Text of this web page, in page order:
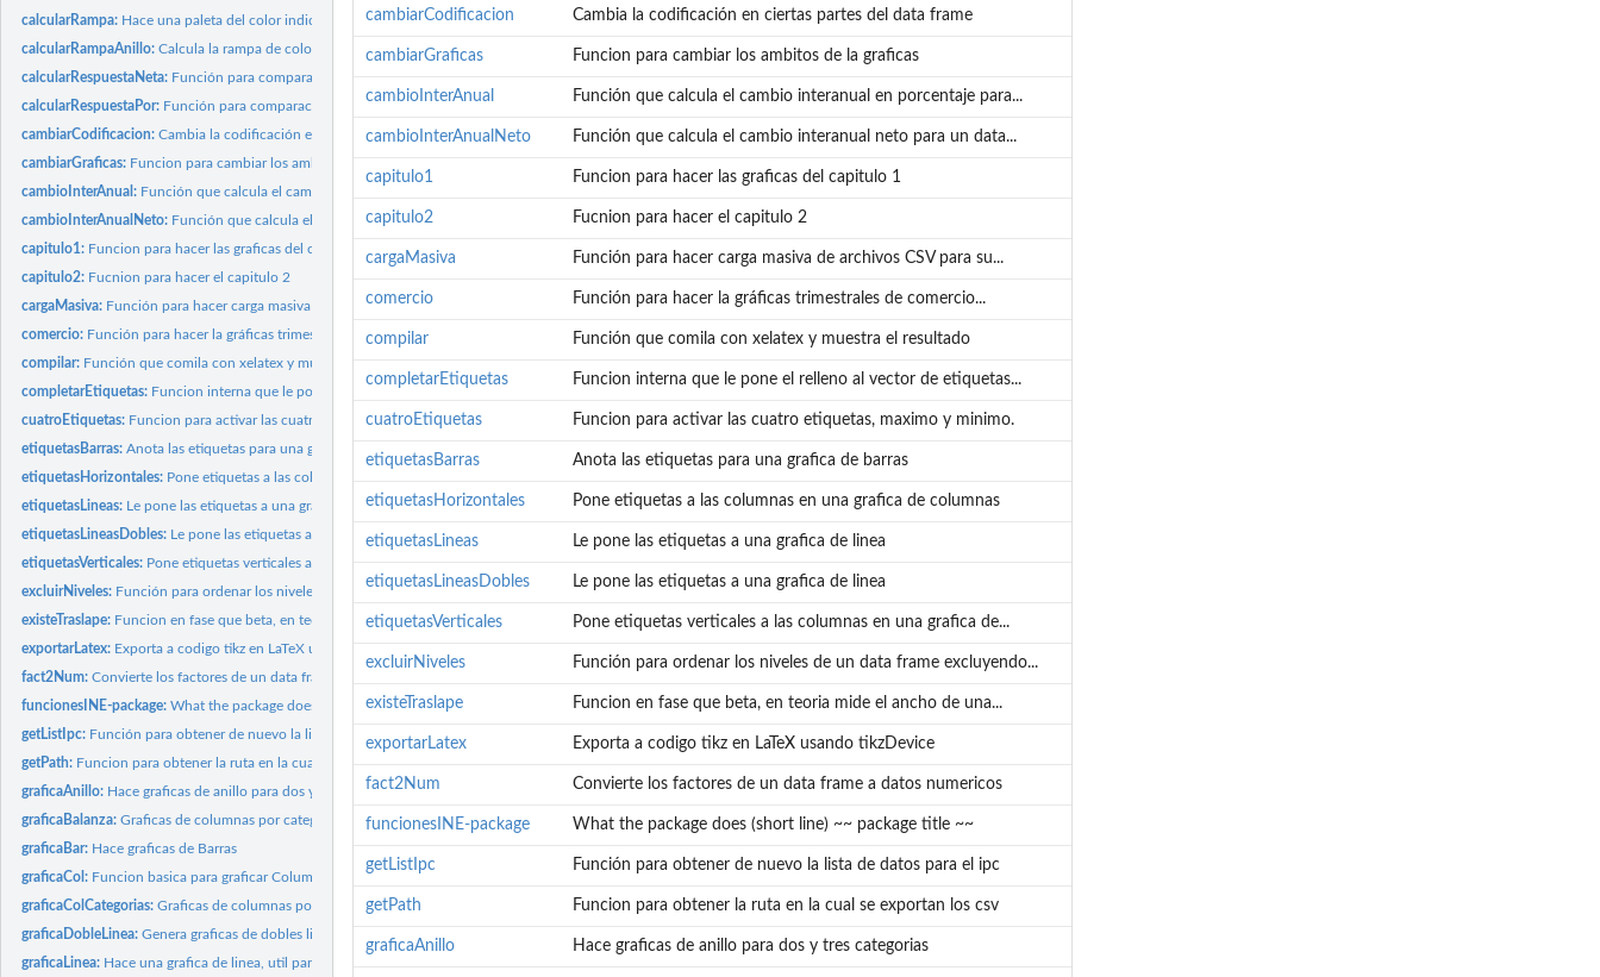
calcularRampa: Hace una paleta del color indicado
calcularRampaAnillo:Calcula la rampa de colores para usar en las graficas de...
calcularRespuestaNeta: Función para comparación de porcentajes, cuando los datos...
calcularRespuestaPor: Función para comparación de porcentajes La cota sirve para...
cambiarCodificacion:Cambia la codificación en ciertas partes del data frame
cambiarGraficas: Funcion para cambiar los ambitos de la graficas
cambioInterAnual: Función que calcula el cambio interanual en porcentaje para...
cambioInterAnualNeto: Función que calcula el cambio interanual neto para un data...
capitulo1: Funcion para hacer las graficas del capitulo 1
capitulo2: Fucnion para hacer el capitulo 2
cargaMasiva: Función para hacer carga masiva de archivos CSV para su...
comercio: Función para hacer la gráficas trimestrales de comercio...
compilar: Función que comila con xelatex y muestra el resultado
completarEtiquetas: Funcion interna que le pone el relleno al vector de etiquetas...
cuatroEtiquetas: Funcion para activar las cuatro etiquetas, maximo y minimo.
etiquetasBarras:Anota las etiquetas para una grafica de barras
etiquetasHorizontales: Pone etiquetas a las columnas en una grafica de columnas
etiquetasLineas: Le pone las etiquetas a una grafica de linea
etiquetasLineasDobles: Le pone las etiquetas a una grafica de linea
etiquetasVerticales: Pone etiquetas verticales a las columnas en una grafica de...
excluirNiveles: Función para ordenar los niveles de un data frame excluyendo...
existeTraslape: Funcion en fase que beta, en teoria mide el ancho de una...
exportarLatex: Exporta a codigo tikz en LaTeX usando tikzDevice
fact2Num:Convierte los factores de un data frame a datos numericos
funcionesINE-package:What the package does (short line) ~~ package title ~~
getListIpc: Función para obtener de nuevo la lista de datos para el ipc
getPath: Funcion para obtener la ruta en la cual se exportan los csv
graficaAnillo: Hace graficas de anillo para dos y tres categorias
graficaBalanza:Graficas de columnas por categorias
graficaBar: Hace graficas de Barras
graficaCol: Funcion basica para graficar Columnas
graficaColCategorias:Graficas de columnas por categorias
graficaDobleLinea:Genera graficas de dobles lineas en un mismo panel.
graficaLinea: Hace una grafica de linea, util para series historicas
cambiarCodificacion Cambia la codificación en ciertas partes del data frame
cambiarGraficas Funcion para cambiar los ambitos de la graficas
cambioInterAnual Función que calcula el cambio interanual en porcentaje para...
cambioInterAnualNeto Función que calcula el cambio interanual neto para un data...
capitulo1 Funcion para hacer las graficas del capitulo 1
capitulo2 Fucnion para hacer el capitulo 2
cargaMasiva Función para hacer carga masiva de archivos CSV para su...
comercio Función para hacer la gráficas trimestrales de comercio...
compilar Función que comila con xelatex y muestra el resultado
completarEtiquetas Funcion interna que le pone el relleno al vector de etiquetas...
cuatroEtiquetas Funcion para activar las cuatro etiquetas, maximo y minimo.
etiquetasBarras Anota las etiquetas para una grafica de barras
etiquetasHorizontales Pone etiquetas a las columnas en una grafica de columnas
etiquetasLineas Le pone las etiquetas a una grafica de linea
etiquetasLineasDobles Le pone las etiquetas a una grafica de linea
etiquetasVerticales Pone etiquetas verticales a las columnas en una grafica de...
excluirNiveles Función para ordenar los niveles de un data frame excluyendo...
existeTraslape Funcion en fase que beta, en teoria mide el ancho de una...
exportarLatex Exporta a codigo tikz en LaTeX usando tikzDevice
fact2Num Convierte los factores de un data frame a datos numericos
funcionesINE-package What the package does (short line) ~~ package title ~~
getListIpc Función para obtener de nuevo la lista de datos para el ipc
getPath Funcion para obtener la ruta en la cual se exportan los csv
graficaAnillo Hace graficas de anillo para dos y tres categorias